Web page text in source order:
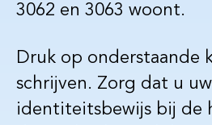
3062 en 3063 woont.
Druk op onderstaande
schrijven. Zorg dat u uw
identiteitsbewijs bij de